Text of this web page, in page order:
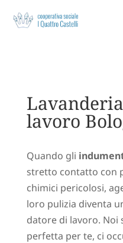
lavoro
Quando gli
stretto contatto con
chimici pericolosi,
loro pulizia diventa
datore di lavoro. Noi
perfetta per te, ci